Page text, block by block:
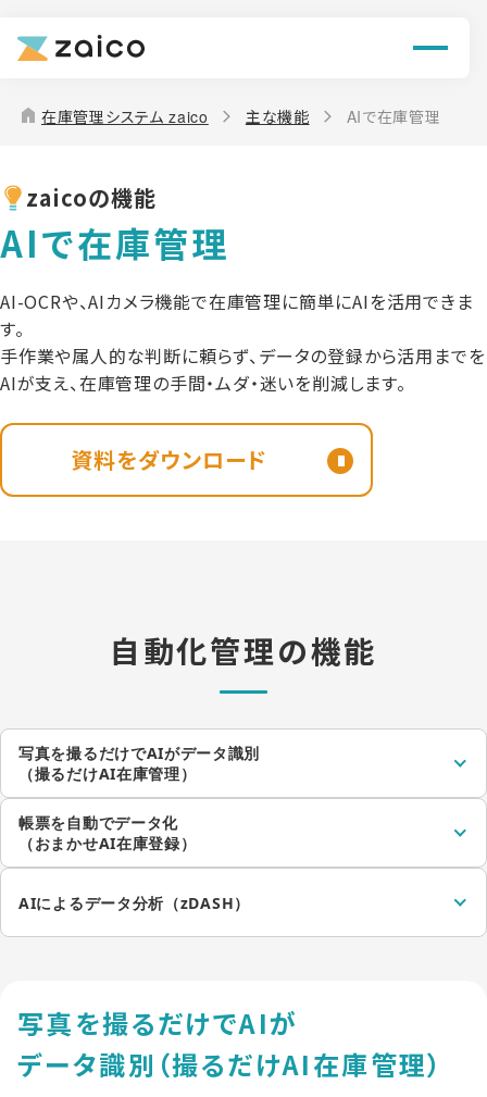
機能
home 在庫管理システム zaico 主な機能 AIで在庫管理
zaicoの機能
AIで在庫管理
AI-OCRや、AIカメラ機能で在庫管理に簡単にAIを活用できま
す。
手作業や属人的な判断に頼らず、データの登録から活用までを
AIが支え、在庫管理の手間・ムダ・迷いを削減します。
資料をダウンロード
自動化管理の機能
写真を撮るだけでAIがデータ識別
（撮るだけAI在庫管理）
帳票を自動でデータ化
（おまかせAI在庫登録）
AIによるデータ分析 （zDASH）
写真を撮るだけでAIが
データ識別 （撮るだけAI在庫管理）